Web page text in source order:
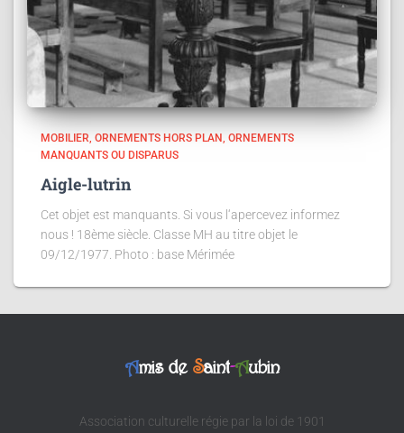
MOBILIER ORNEMENTS HORS PLAN ORNEMENTS
MANQUANTS OU DISPARUS
Aigle-lutrin
Cet objet est manquants. Si vous l‘apercevez informez
nous ! 18ème siècle. Classe MH au titre objet le
09/12/1977. Photo : base Mérimée
Amis de Saint-Aubin
Association culturelle régie par la loi de 1901